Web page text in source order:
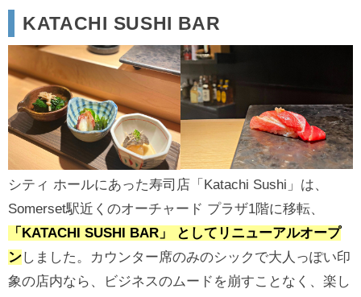
KATACHI SUSHI BAR
シティ ホールにあった寿司店「Katachi Sushi」は、
Somerset駅近くのオーチャード プラザ1階に移転、
「KATACHI SUSHI BAR」 としてリニューアルオープ
ンしました。カウンター席のみのシックで大人っぽい印
象の店内なら、ビジネスのムードを崩すことなく、楽し